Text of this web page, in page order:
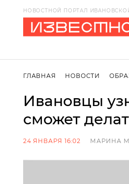
НОВОСТНОЙ ПОРТАЛ
ГЛАВНАЯ НОВОСТИ
Ивановцы
сможет
24 ЯНВАРЯ 16:02 МАРИНА